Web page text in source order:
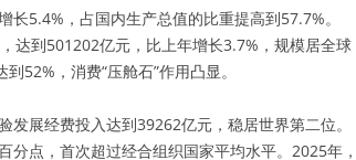
5.4%，占国内生产总值的比重提高到57.7%。
达到501202亿元，比上年增长3.7%，规模居全球
52%，消费“压舱石”作用凸显。
展经费投入达到39262亿元，稳居世界第二位。
点，首次超过经合组织国家平均水平。2025年，